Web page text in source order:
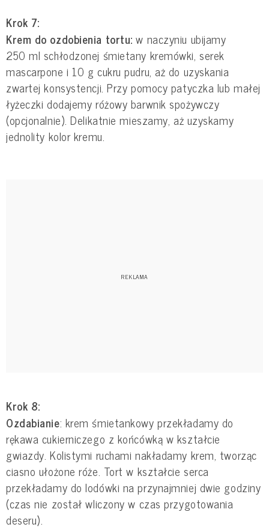
Krok 7:
Krem do ozdobienia tortu: w naczyniu ubijamy
250 ml schłodzonej śmietany kremówki, serek
mascarpone i 10 g cukru pudru, aż do uzyskania
zwartej konsystencji. Przy pomocy patyczka lub małej
łyżeczki dodajemy różowy barwnik spożywczy
(opcjonalnie). Delikatnie mieszamy, aż uzyskamy
jednolity kolor kremu.
Krok 8:
Ozdabianie: krem śmietankowy przekładamy do
rękawa cukierniczego z końcówką w kształcie
gwiazdy. Kolistymi ruchami nakładamy krem, tworząc
ciasno ułożone róże. Tort w kształcie serca
przekładamy do lodówki na przynajmniej dwie godziny
(czas nie został wliczony w czas przygotowania
deseru).